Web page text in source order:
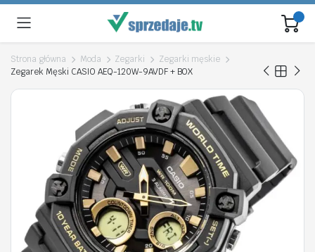
Strona główna Moda Zegarki
Zegarki męskie
Zegarek Męski CASIO AEQ-120W-9AVDF + BOX